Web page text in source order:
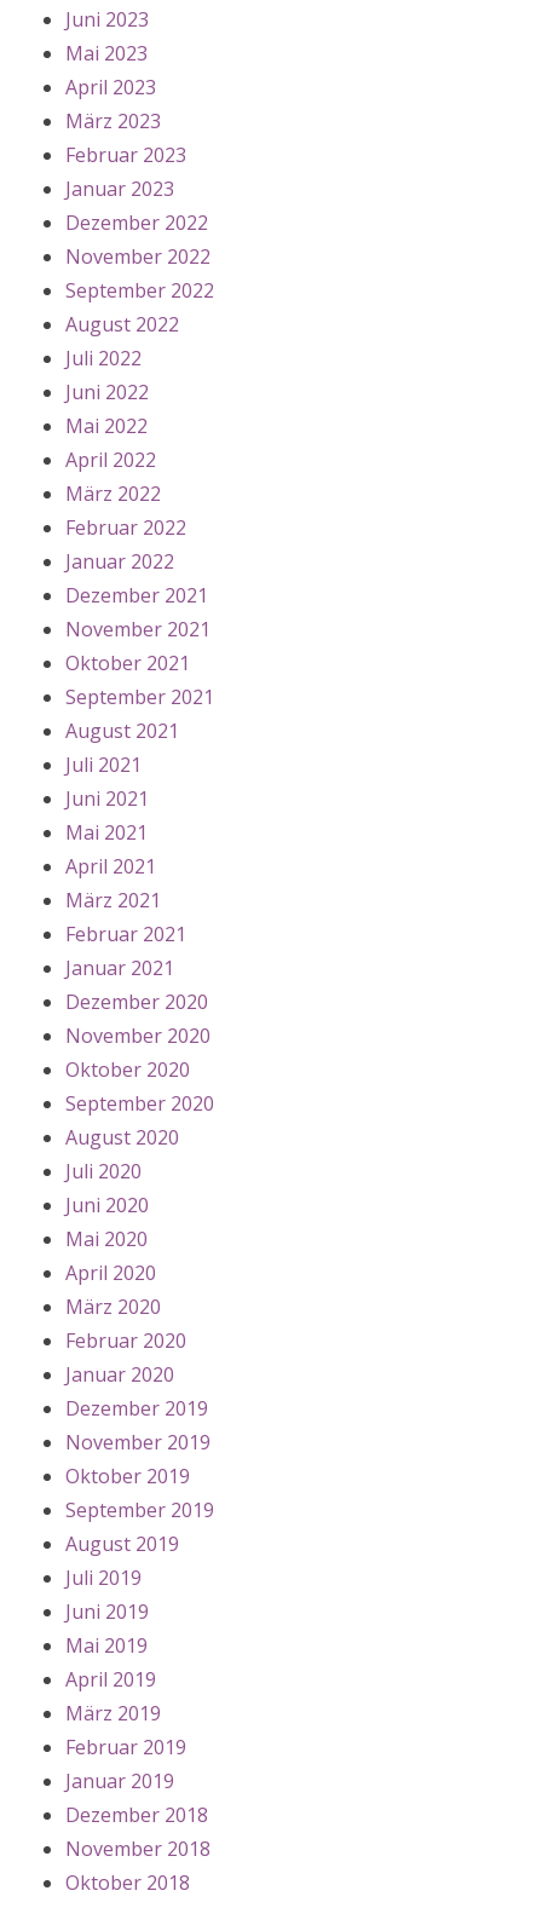
Juni 2023
Mai 2023
April 2023
März 2023
Februar 2023
Januar 2023
Dezember 2022
November 2022
September 2022
August 2022
Juli 2022
Juni 2022
Mai 2022
April 2022
März 2022
Februar 2022
Januar 2022
Dezember 2021
November 2021
Oktober 2021
September 2021
August 2021
Juli 2021
Juni 2021
Mai 2021
April 2021
März 2021
Februar 2021
Januar 2021
Dezember 2020
November 2020
Oktober 2020
September 2020
August 2020
Juli 2020
Juni 2020
Mai 2020
April 2020
März 2020
Februar 2020
Januar 2020
Dezember 2019
November 2019
Oktober 2019
September 2019
August 2019
Juli 2019
Juni 2019
Mai 2019
April 2019
März 2019
Februar 2019
Januar 2019
Dezember 2018
November 2018
Oktober 2018